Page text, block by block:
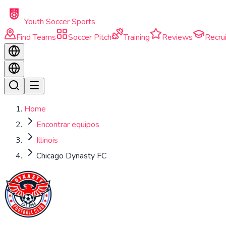
Skip to main content
Youth Soccer Sports
Find Teams
Soccer Pitch Training Reviews
Home
Encontrar equipos
Illinois
Chicago Dynasty FC